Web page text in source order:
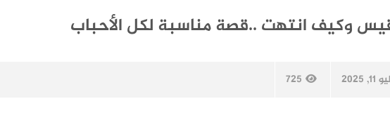
وكيف انتهت ..قصة مناسبة لكل الأحباب
2025
725